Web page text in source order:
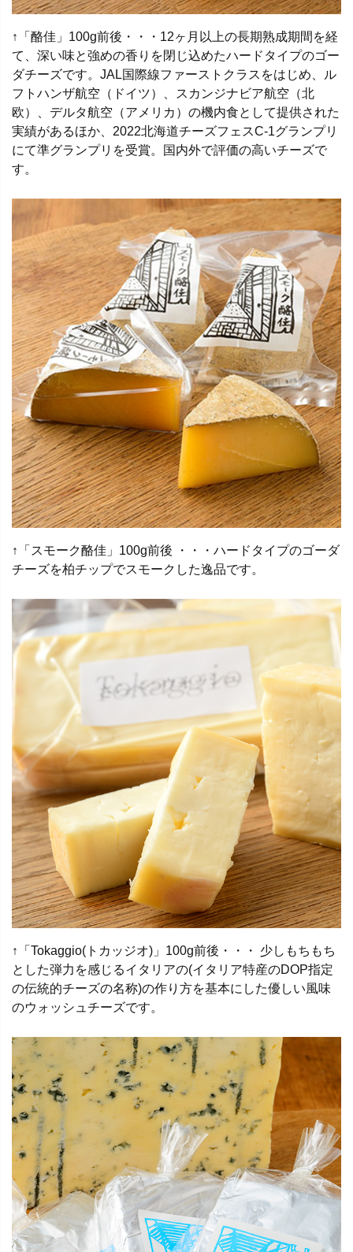
↑「酪佳」100g前後・・・12ヶ月以上の長期熟成期間を経
て、深い味と強めの香りを閉じ込めたハードタイプのゴー
ダチーズです。JAL国際線ファーストクラスをはじめ、ル
フトハンザ航空（ドイツ）、スカンジナビア航空（北
欧）、デルタ航空（アメリカ）の機内食として提供された
実績があるほか、2022北海道チーズフェスC-1グランプリ
にて準グランプリを受賞。国内外で評価の高いチーズで
す。
↑「スモーク酪佳」100g前後 ・・・ハードタイプのゴーダ
チーズを柏チップでスモークした逸品です。
↑「Tokaggio(トカッジオ)」100g前後・・・ 少しもちもち
とした弾力を感じるイタリアの(イタリア特産のDOP指定
の伝統的チーズの名称)の作り方を基本にした優しい風味
のウォッシュチーズです。